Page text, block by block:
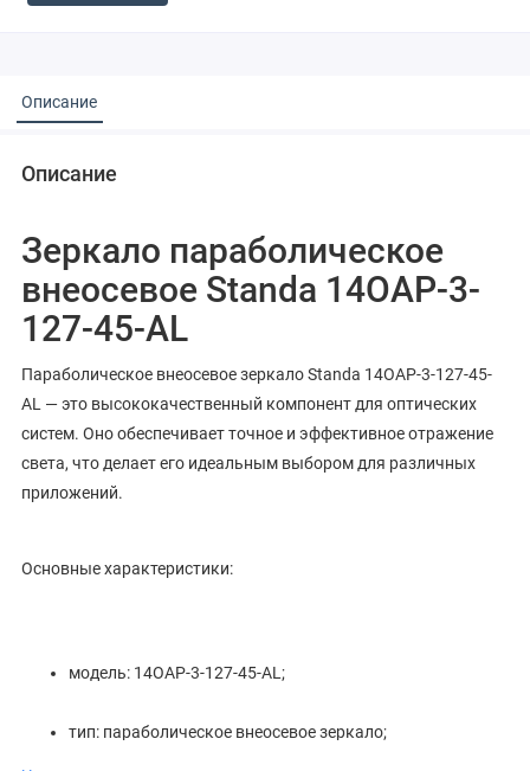
Описание
Описание
Зеркало параболическое
внеосевое Standa 14OAP-3-
127-45-AL
Параболическое внеосевое зеркало Standa 14OAP-3-127-45-
AL — это высококачественный компонент для оптических
систем. Оно обеспечивает точное и эффективное отражение
света, что делает его идеальным выбором для различных
приложений.
Основные характеристики:
модель: 14OAP-3-127-45-AL;
тип: параболическое внеосевое зеркало;